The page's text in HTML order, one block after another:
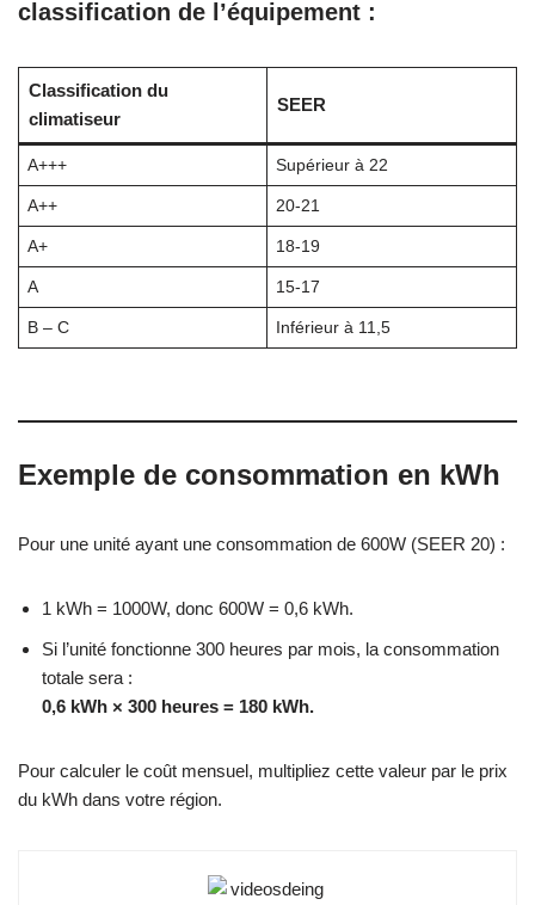
classification de l’équipement :
Classification du
climatiseur
SEER
A+++ Supérieur à 22
A++ 20-21
A+ 18-19
A 15-17
B – C Inférieur à 11,5
Exemple de consommation en kWh
Pour une unité ayant une consommation de 600W (SEER 20) :
1 kWh = 1000W, donc 600W = 0,6 kWh.
Si l’unité fonctionne 300 heures par mois, la consommation
totale sera :
0,6 kWh × 300 heures = 180 kWh.
Pour calculer le coût mensuel, multipliez cette valeur par le prix
du kWh dans votre région.